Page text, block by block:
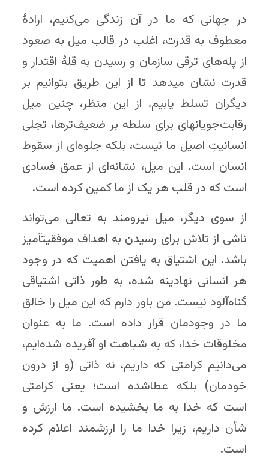
در جهانی که ما در آن زندگی می‌کنیم، ارادهٔ
معطوف به قدرت، اغلب در قالب میل به صعود
از پله‌های ترقی سازمان و رسیدن به قلۀ اقتدار و
قدرت نشان می­دهد تا از این طریق بتوانیم بر
دیگران تسلط یابیم. از این منظر، چنین میل
رقابت‌جویانه­ای برای سلطه بر ضعیف‌ترها، تجلی
انسانیتِ اصیل ما نیست، بلکه جلوه‌ای از سقوط
انسان است. این میل، نشانه‌ای از عمق فسادی
است که در قلب هر یک از ما کمین کرده است.
از سوی دیگر، میل نیرومند به تعالی می‌تواند
ناشی از تلاش برای رسیدن به اهداف موفقیت­آمیز
باشد. این اشتیاق به یافتن اهمیت که در وجود
هر انسانی نهادینه شده، به طور ذاتی اشتیاقی
گناه‌آلود نیست. من باور دارم که این میل را خالق
ما در وجودمان قرار داده است. ما به عنوان
مخلوقات خدا، که به شباهت او آفریده شده‌ایم،
می‌دانیم کرامتی که داریم، نه ذاتی (و از درون
خودمان) بلکه عطاشده است؛ یعنی کرامتی
است که خدا به ما بخشیده است. ما ارزش و
شأن داریم، زیرا خدا ما را ارزشمند اعلام کرده
است.